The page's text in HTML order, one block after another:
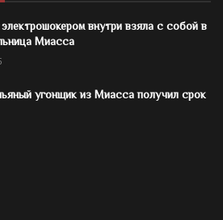
внутри взяла с собой в
Миасса
угонщик из Миасса получил срок